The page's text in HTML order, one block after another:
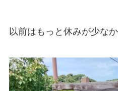
以前はもっと休みが少な